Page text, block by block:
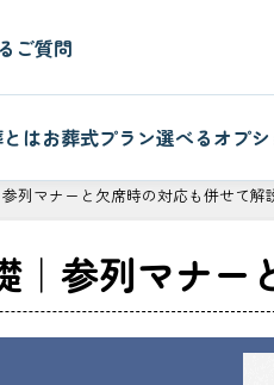
ご質問
はお葬式プラン選べるオプ
列マナーと欠席時の対応も併せて解
｜参列マナー